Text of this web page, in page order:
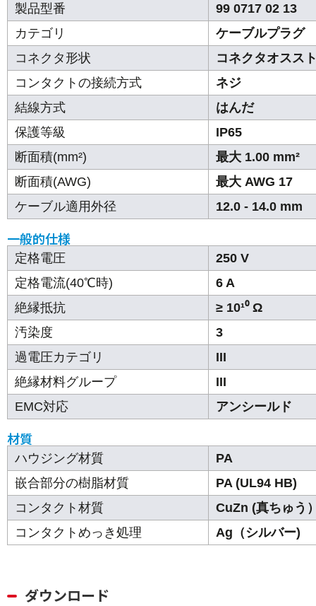
製品型番
99 0717 02 13
カテゴリ
ケーブルプラグ
コネクタ形状
コネクタオスス
コンタクトの接続方式
ネジ
結線方式
はんだ
保護等級
IP65
断面積(mm²)
最大 1.00 mm²
断面積(AWG)
最大 AWG 17
ケーブル適用外径
12.0 - 14.0 mm
一般的仕様
定格電圧
250 V
定格電流(40℃時)
6 A
絶縁抵抗
≥ 10¹⁰ Ω
汚染度
3
過電圧カテゴリ
III
絶縁材料グループ
III
EMC対応
アンシールド
材質
ハウジング材質
PA
嵌合部分の樹脂材質
PA (UL94 HB)
コンタクト材質
CuZn (真ちゅう
コンタクトめっき処理
Ag（シルバー)
ダウンロード